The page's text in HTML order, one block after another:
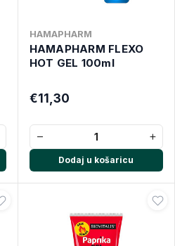
HAMAPHARM
HAMAPHARM FLEXO
HOT GEL 100ml
€11,30
− +
Dodaj u košaricu